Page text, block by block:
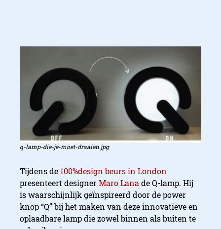
q-lamp-die-je-moet-draaien.jpg
Tijdens de 100%design beurs in London
presenteert designerMaro Lana de Q-lamp. Hij
is waarschijnlijk geïnspireerd door de power
knop “Q” bij het maken van deze innovatieve en
oplaadbare lamp die zowel binnen als buiten te